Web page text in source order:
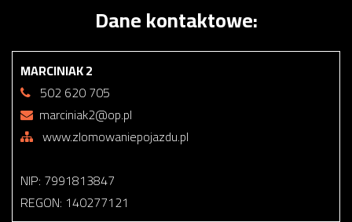
Dane kontaktowe:
MARCINIAK 2
502 620 705
marciniak2@op.pl
www.zlomowaniepojazdu.pl
NIP: 7991813847
REGON: 140277121